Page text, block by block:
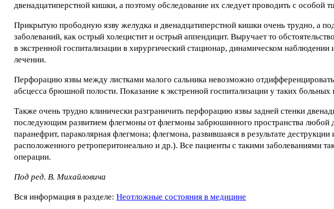
двенадцатиперстной кишки, а поэтому обследование их следует проводить с особой
Прикрытую прободную язву желудка и двенадцатиперстной кишки очень трудно, а
заболеваний, как острый холецистит и острый аппендицит. Выручает то
в экстренной госпитализации в хирургический стационар, динамическом
лечении.
Перфорацию язвы между листками малого сальника невозможно
абсцесса брюшной полости. Показание к экстренной госпитализации у таких
Также очень трудно клинически разграничить перфорацию язвы задней стенки
последующим развитием флегмоны от флегмоны забрюшинного пространства любой
паранефрит, параколярная флегмона; флегмона, развившаяся в результате
расположенного ретроперитонеально и др.). Все пациенты с такими заболеваниями
операции.
Под ред. В. Михайловича
Вся информация в разделе: Неотложные состояния в медицине